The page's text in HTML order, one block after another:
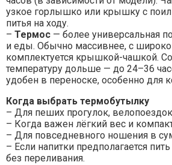
узкое горлышко или крышку с
питья на ходу.
– Термос — более универсальная
и еды. Обычно массивнее, с
комплектуется крышкой-чашкой.
температуру дольше — до 24–36
удобен в переноске, особенно для
Когда выбрать термобутылку
– Для пеших прогулок,
– Когда важен лёгкий вес и
– Для повседневного ношения в
– Если напитки предполагается
без переливания.